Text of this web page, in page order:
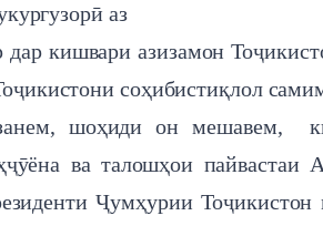
аз
дар кишвари азизамон
соҳибистиқлол
шоҳиди он мешавем,
ва талошҳои
Ҷумҳурии